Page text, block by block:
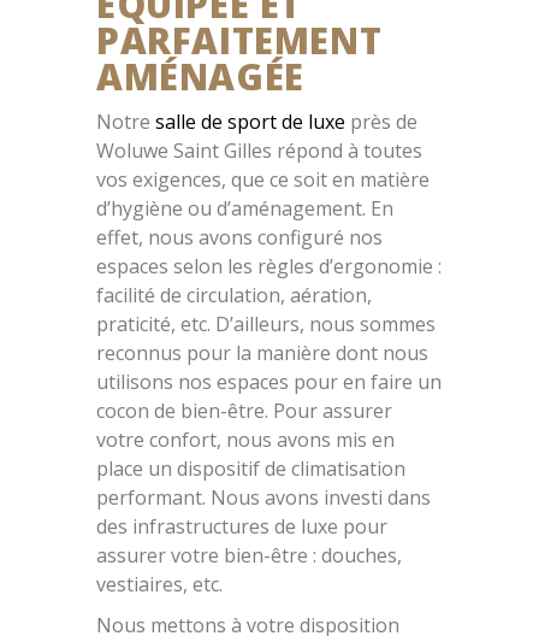
PARFAITEMENT
AMÉNAGÉE
Notre salle de sport de luxe près de
Woluwe Saint Gilles répond à toutes
vos exigences, que ce soit en matière
d’hygiène ou d’aménagement. En
effet, nous avons configuré nos
espaces selon les règles d’ergonomie :
facilité de circulation, aération,
praticité, etc. D’ailleurs, nous sommes
reconnus pour la manière dont nous
utilisons nos espaces pour en faire un
cocon de bien-être. Pour assurer
votre confort, nous avons mis en
place un dispositif de climatisation
performant. Nous avons investi dans
des infrastructures de luxe pour
assurer votre bien-être : douches,
vestiaires, etc.
Nous mettons à votre disposition